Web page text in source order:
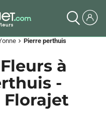
chevron_right Pierre perthuis
à
-
Florajet